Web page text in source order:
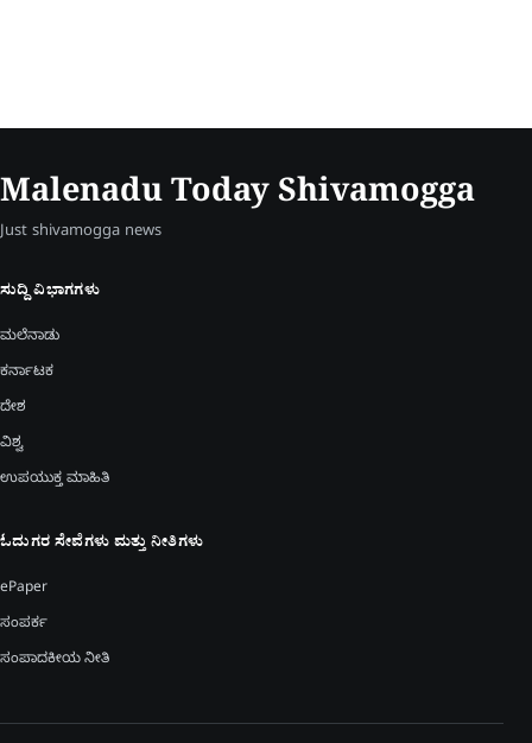
Malenadu Today Shivamogga
Just shivamogga news
ಸುದ್ದಿ ವಿಭಾಗಗಳು
ಮಲೆನಾಡು
ಕರ್ನಾಟಕ
ದೇಶ
ವಿಶ್ವ
ಉಪಯುಕ್ತ ಮಾಹಿತಿ
ಓದುಗರ ಸೇವೆಗಳು ಮತ್ತು ನೀತಿಗಳು
ePaper
ಸಂಪರ್ಕ
ಸಂಪಾದಕೀಯ ನೀತಿ